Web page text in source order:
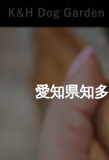
愛知県知